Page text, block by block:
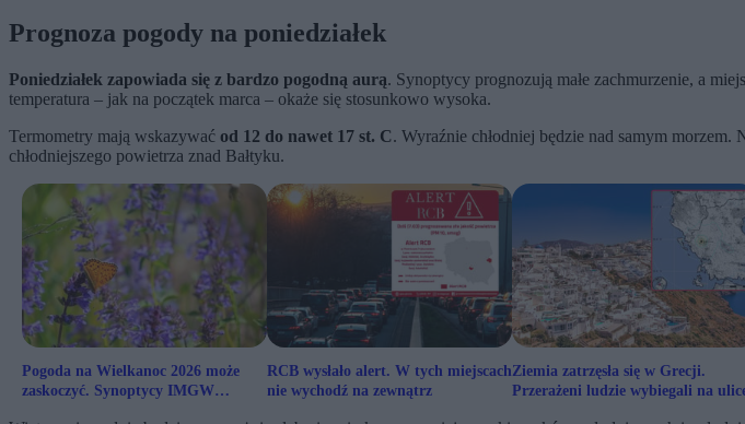
Prognoza pogody na poniedziałek
Poniedziałek zapowiada się z bardzo pogodną aurą. Synoptycy prognozują małe zachmurzenie, a
temperatura – jak na początek marca – okaże się stosunkowo wysoka.
Termometry mają wskazywać od 12 do nawet 17 st. C. Wyraźnie chłodniej będzie nad samym
chłodniejszego powietrza znad Bałtyku.
Pogoda na Wielkanoc 2026 może
zaskoczyć. Synoptycy IMGW
RCB wysłało alert. W tych miejscach
nie wychodź na zewnątrz
Ziemia zatrzęsła się w Grecji.
Przerażeni ludzie wybiegali na